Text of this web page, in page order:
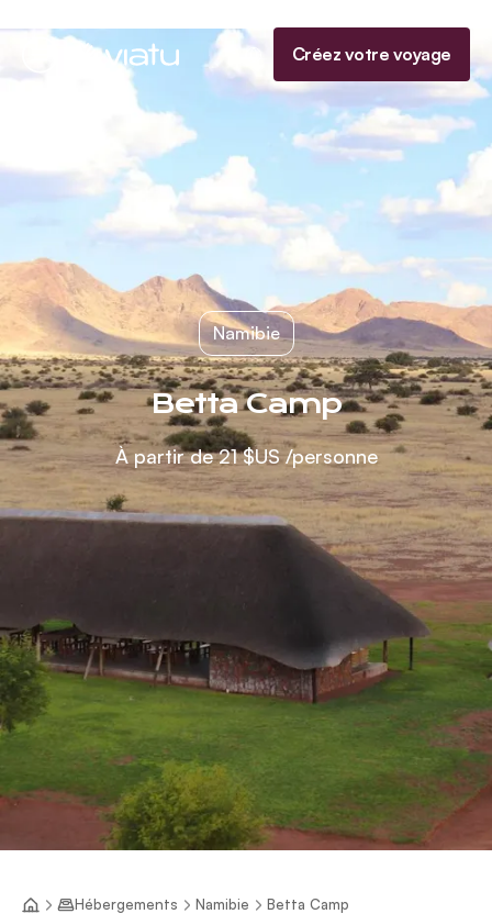
Accueil Créez votre voyage
Namibie
Betta Camp
À partir de21 $US/personne
Hébergements Namibie Betta Camp